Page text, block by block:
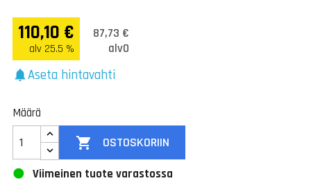
110,10 €
alv 25.5 %
87,73 €
alv0
notificationsAseta hintavahti
Määrä
 OSTOSKORIIN
Viimeinen tuote varastossa